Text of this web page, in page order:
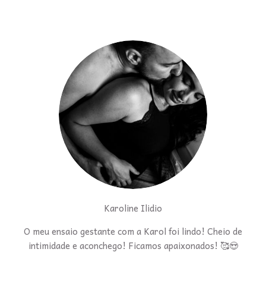
Karoline Ilidio
O meu ensaio gestante com a Karol foi lindo! Cheio de
intimidade e aconchego! Ficamos apaixonados! 🥰😍